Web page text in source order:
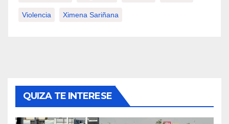
Violencia Ximena Sariñana
QUIZA TE INTERESE